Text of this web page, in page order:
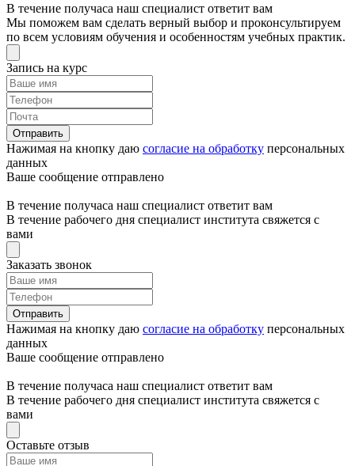
В течение получаса наш специалист ответит вам
Мы поможем вам сделать верный выбор и проконсультируем
по всем условиям обучения и особенностям учебных практик.
Запись на курс
Отправить
Нажимая на кнопку даю согласие на обработку персональных
данных
Ваше сообщение отправлено
В течение получаса наш специалист ответит вам
В течение рабочего дня специалист института свяжется с
вами
Заказать звонок
Отправить
Нажимая на кнопку даю согласие на обработку персональных
данных
Ваше сообщение отправлено
В течение получаса наш специалист ответит вам
В течение рабочего дня специалист института свяжется с
вами
Оставьте отзыв